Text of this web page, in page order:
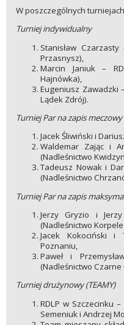
W poszczególnych
Turniej indywidualny
Stanisław
Przasnysz),
Marcin Janiuk –
Hajnówka),
Eugeniusz Zawadzki
Lądek Zdrój).
Turniej Par na zapis meczowy
Jacek Śliwiński i
Waldemar Zając i
(Nadleśnictwo
Tadeusz Nowak i
(Nadleśnictwo
Turniej Par na zapis
Jerzy Gryzio i
(Nadleśnictwo
Jacek Kokociński i
Poznaniu,
Paweł i
(Nadleśnictwo Czarne
Turniej drużynowy (TEAMY)
RDLP w Szczecinku
Semeniuk i Andrzej